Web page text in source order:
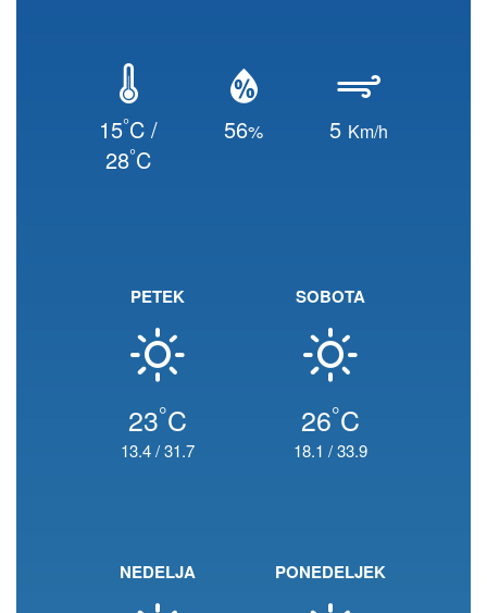
15°C /
28°C
56% 5 Km/h
PETEK
23°C
13.4/31.7
SOBOTA
26°C
18.1 /33.9
NEDELJA PONEDELJEK